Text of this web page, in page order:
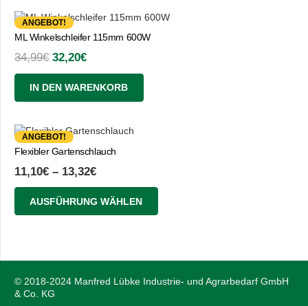
ANGEBOT!
ML Winkelschleifer 115mm 600W
34,99€ Ursprünglicher
Preis
war:
34,99€
32,20€Aktueller
Preis
ist:
32,20€.
IN DEN WARENKORB
ANGEBOT!
Flexibler Gartenschlauch
11,10€ – 13,32€
AUSFÜHRUNG WÄHLEN
Die
können
© 2018-2024 Manfred Lübke Industrie- und Agrarbedarf GmbH
& Co. KG